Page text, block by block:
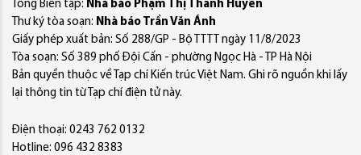
Tổng Biên tập: Nhà báo Phạm Thị Thanh Huyền
Thư ký tòa soạn: Nhà báo Trần Văn Ánh
Giấy phép xuất bản: Số 288/GP - Bộ TTTT ngày 11/8/2023
Tòa soạn: Số 389 phố Đội Cấn - phường Ngọc Hà - TP Hà Nội
Bản quyền thuộc về Tạp chí Kiến trúc Việt Nam. Ghi rõ nguồn khi lấy
lại thông tin từ Tạp chí điện tử này.
Điện thoại: 0243 762 0132
Hotline: 096 432 8383